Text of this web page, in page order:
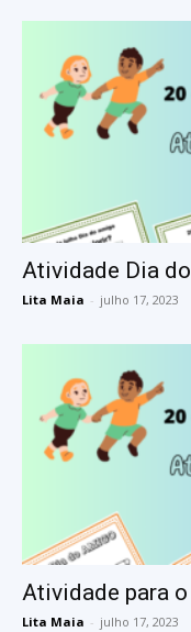
Atividade Dia
Lita Maia - julho 17, 2023
Atividade para
Lita Maia - julho 17, 2023